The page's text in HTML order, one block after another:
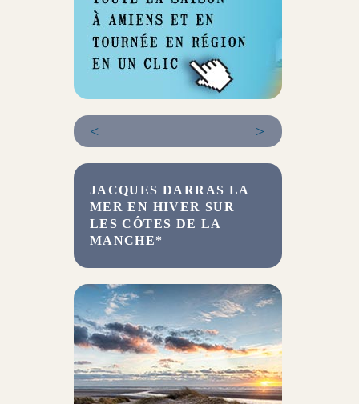
< >
JACQUES DARRAS LA
MER EN HIVER SUR
LES CÔTES DE LA
MANCHE*